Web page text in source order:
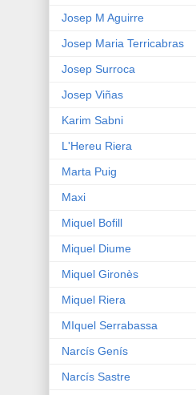
Josep M Aguirre
Josep Maria Terricabras
Josep Surroca
Josep Viñas
Karim Sabni
L'Hereu Riera
Marta Puig
Maxi
Miquel Bofill
Miquel Diume
Miquel Gironès
Miquel Riera
MIquel Serrabassa
Narcís Genís
Narcís Sastre